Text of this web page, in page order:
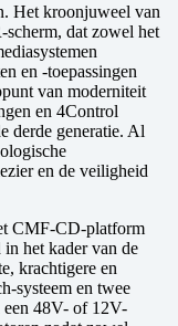
Het kroonjuweel van
scherm, dat zowel het
en -toepassingen
van moderniteit
en 4Control
derde generatie. Al
en de veiligheid
CMF-CD-platform
het kader van de
krachtigere en
systeem en twee
een 48V- of 12V-